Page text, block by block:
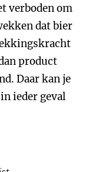
verboden om
dat bier
product
Daar kan je
ieder geval